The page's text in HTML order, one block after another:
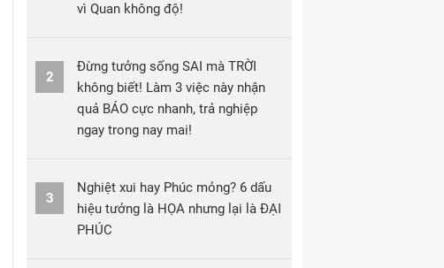
vì Quan không độ!
2
Đừng tưởng sống SAI mà TRỜI
không biết! Làm 3 việc này nhận
quả BÁO cực nhanh, trả nghiệp
ngay trong nay mai!
3
Nghiệt xui hay Phúc mỏng? 6 dấu
hiệu tưởng là HỌA nhưng lại là ĐẠI
PHÚC